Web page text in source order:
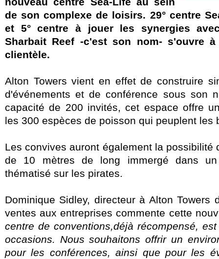
de son complexe de loisirs. 29° centre
et 5° centre à jouer les synergies
Sharbait Reef -c'est son nom- s'ouvre
clientèle.
Alton Towers vient en effet de construire
d'événements et de conférence sous son
capacité de 200 invités, cet espace offre
les 300 espèces de poisson qui peuplent les
Les convives auront également la possibilité
de 10 mètres de long immergé dans un
thématisé sur les pirates.
Dominique Sidley, directeur à Alton Towers
ventes aux entreprises commente cette
centre de conventions,déjà récompensé,
occasions. Nous souhaitons offrir un
pour les conférences, ainsi que pour les